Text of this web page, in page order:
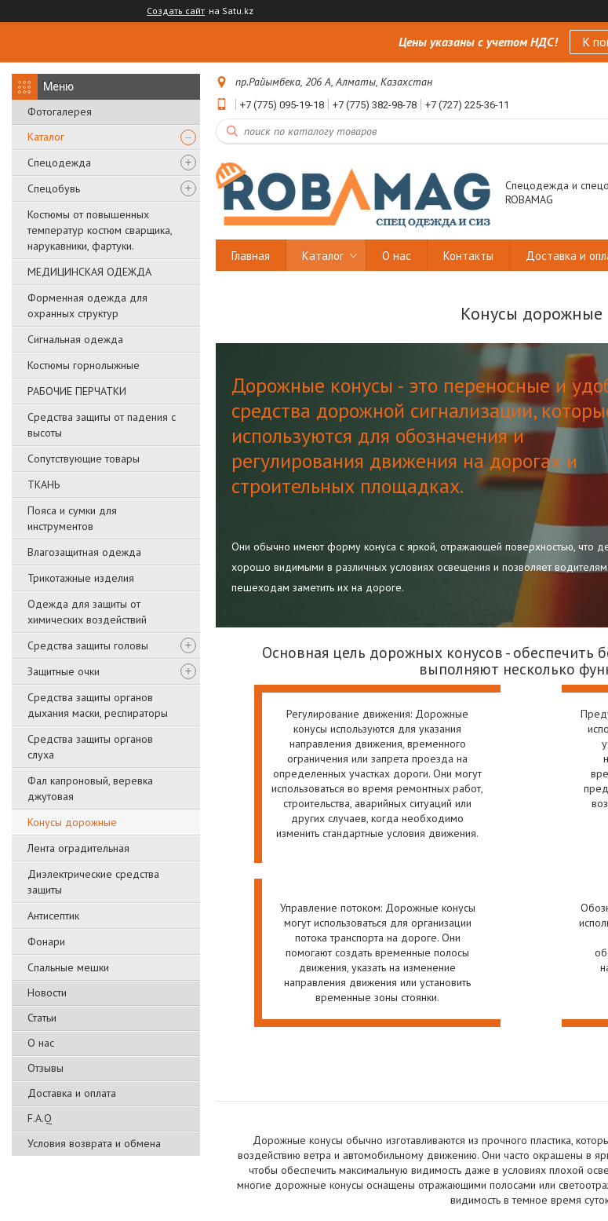
Создать сайт на Satu.kz
Цены указаны с учетом НДС! К
Фотогалерея
Каталог
Спецодежда
Спецобувь
Костюмы от повышенных
температур костюм сварщика,
нарукавники, фартуки.
МЕДИЦИНСКАЯ ОДЕЖДА
Форменная одежда для
охранных структур
Сигнальная одежда
Костюмы горнолыжные
РАБОЧИЕ ПЕРЧАТКИ
Средства защиты от падения с
высоты
Сопутствующие товары
ТКАНЬ
Пояса и сумки для
инструментов
Влагозащитная одежда
Трикотажные изделия
Одежда для защиты от
химических воздействий
Средства защиты головы
Защитные очки
Средства защиты органов
дыхания маски, респираторы
Средства защиты органов
слуха
Фал капроновый, веревка
джутовая
Конусы дорожные
Лента оградительная
Диэлектрические средства
защиты
Антисептик
Фонари
Спальные мешки
Новости
Статьи
О нас
Отзывы
Доставка и оплата
F.A.Q
Условия возврата и обмена
пр.Райымбека, 206 А, Алматы, Казахстан
+7 (775) 095-19-18 +7 (775) 382-98-78 +7 (727) 225-36-11
Спецодежда и
ROBAMAG
Главная Каталог О нас Контакты Доставка и
Конусы дорожные
Дорожные конусы - это переносные и
средства дорожной сигнализации,
используются для обозначения и
регулирования движения на дорогах и
строительных площадках.
Они обычно имеют форму конуса с яркой, отражающей поверхностью, что
хорошо видимыми в различных условиях освещения и позволяет
пешеходам заметить их на дороге.
Основная цель дорожных конусов - обеспечить
выполняют несколько
Регулирование движения: Дорожные
конусы используются для указания
направления движения, временного
ограничения или запрета проезда на
определенных участках дороги. Они могут
использоваться во время ремонтных работ,
строительства, аварийных ситуаций или
других случаев, когда необходимо
изменить стандартные условия движения.
Управление потоком: Дорожные конусы
могут использоваться для организации
потока транспорта на дороге. Они
помогают создать временные полосы
движения, указать на изменение
направления движения или установить
временные зоны стоянки.
Дорожные конусы обычно изготавливаются из прочного пластика,
воздействию ветра и автомобильному движению. Они часто окрашены в
чтобы обеспечить максимальную видимость даже в условиях плохой
многие дорожные конусы оснащены отражающими полосами или
видимость в темное время